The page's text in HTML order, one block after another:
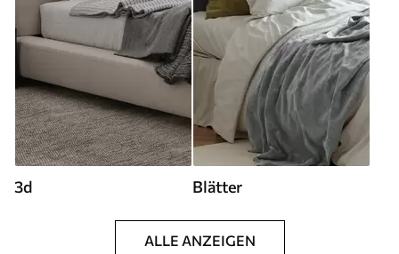
3d Blätter
ALLE ANZEIGEN